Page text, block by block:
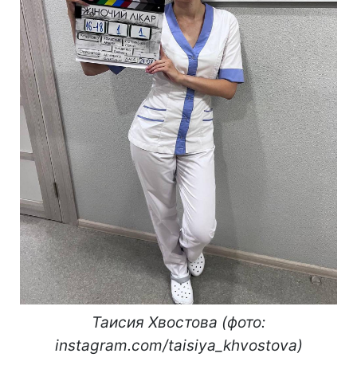
Таисия Хвостова (фото:
instagram.com/taisiya_khvostova)